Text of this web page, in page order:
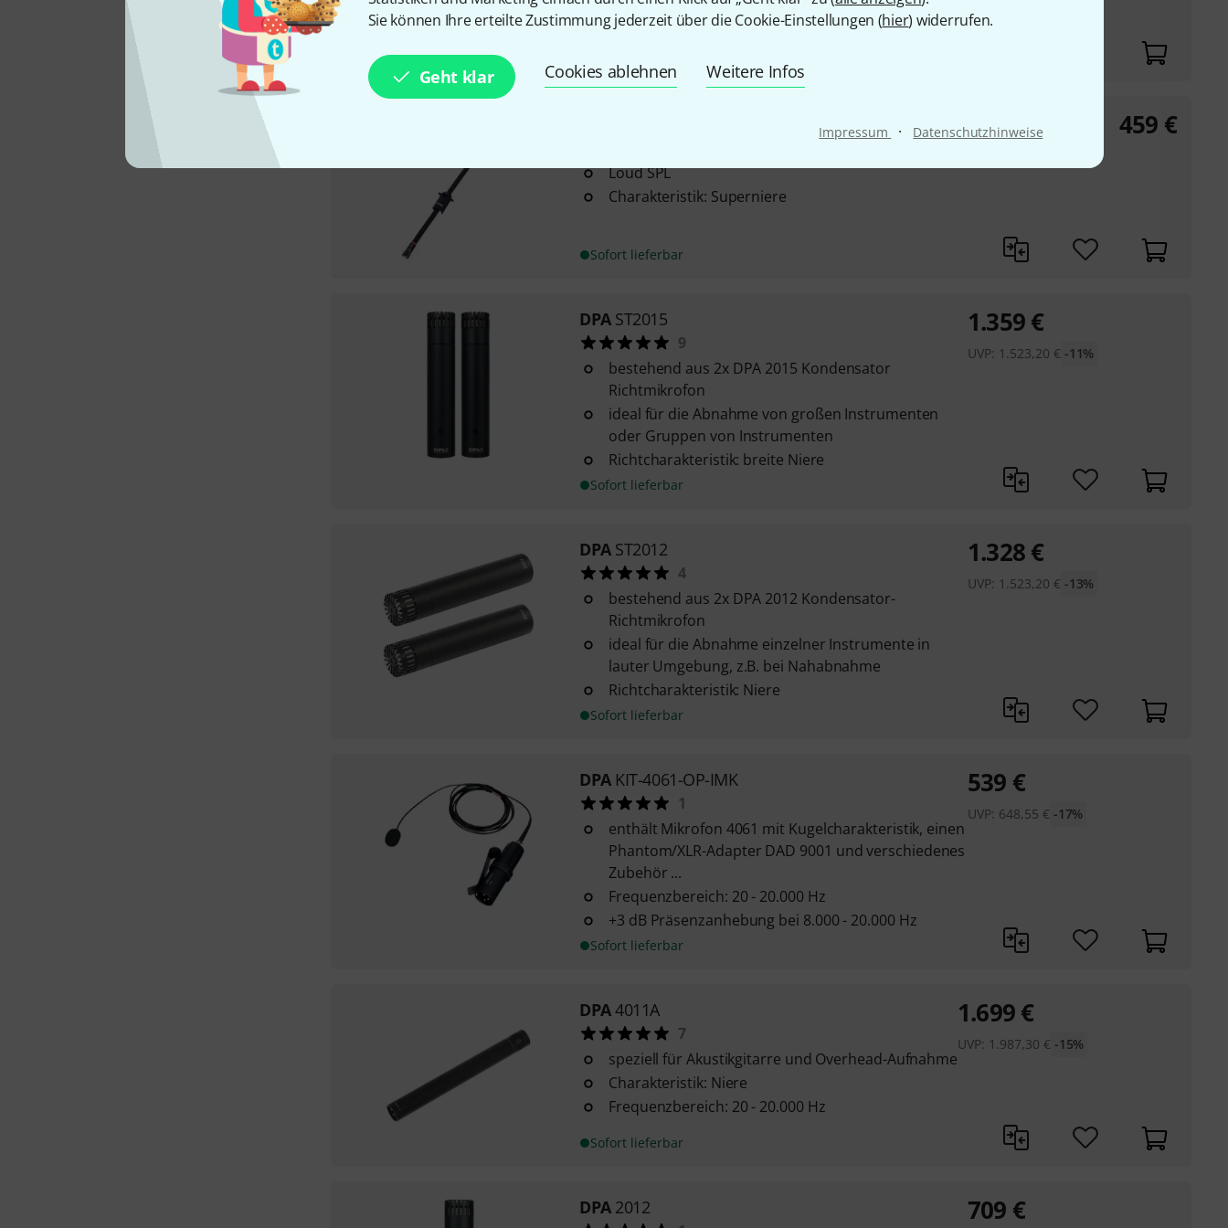
Sie können Ihre erteilte Zustimmung jederzeit über die Cookie-Einstellungen (hier) widerrufen.
Geht klar Cookies ablehnen Weitere Infos
Impressum · Datenschutzhinweise
bestens geeignet
Richtcharakteristik: offene Niere
Loud SPL
Charakteristik: Superniere
Sofort lieferbar
459 €
DPA ST2015
9
bestehend aus 2x DPA 2015 Kondensator
Richtmikrofon
ideal für die Abnahme von großen Instrumenten
oder Gruppen von Instrumenten
Richtcharakteristik: breite Niere
Sofort lieferbar
1.359€
UVP: 1.523,20 € -11%
DPA ST2012
4
bestehend aus 2x DPA 2012 Kondensator-
Richtmikrofon
ideal für die Abnahme einzelner Instrumente in
lauter Umgebung, z.B. bei Nahabnahme
Richtcharakteristik: Niere
Sofort lieferbar
1.328€
UVP: 1.523,20 € -13%
DPA KIT-4061-OP-IMK
1
enthält Mikrofon 4061 mit Kugelcharakteristik, einen
Phantom/XLR-Adapter DAD 9001 und verschiedenes
Zubehör ...
Frequenzbereich: 20 - 20.000 Hz
+3 dB Präsenzanhebung bei 8.000 - 20.000 Hz
Sofort lieferbar
539 €
UVP: 648,55 € -17%
DPA4011A
7
speziell für Akustikgitarre und Overhead-Aufnahme
Charakteristik: Niere
Frequenzbereich: 20 - 20.000 Hz
Sofort lieferbar
1.699€
UVP: 1.987,30 € -15%
DPA 2012 709 €